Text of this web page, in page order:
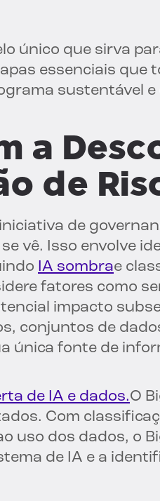
único que sirva
essenciais que
sustentável
a
de
de
vê. Isso envolve
IA sombrae
fatores como
impacto
conjuntos de
única fonte de
de IA e dados.O
Com
uso dos dados, o
de IA e a